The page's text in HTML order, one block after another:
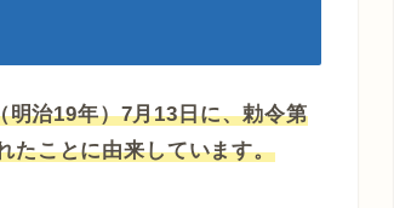
治19年）7月13日に、勅令第
たことに由来しています。